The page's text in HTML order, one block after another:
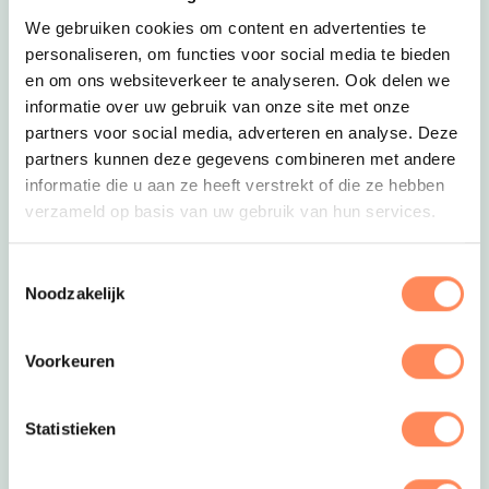
We gebruiken cookies om content en advertenties te
personaliseren, om functies voor social media te bieden
en om ons websiteverkeer te analyseren. Ook delen we
informatie over uw gebruik van onze site met onze
partners voor social media, adverteren en analyse. Deze
partners kunnen deze gegevens combineren met andere
informatie die u aan ze heeft verstrekt of die ze hebben
verzameld op basis van uw gebruik van hun services.
Noodzakelijk
Voorkeuren
Statistieken
Boer en boerin Bartjan en Bertha kunnen altijd
wel een helpend handje gebruiken bij het voeren
van de koeien, de kalfjes melk te geven, of het
voeren van de andere dieren, zoals de grappige
parelhoenders. Op de Groningse,kleinschalige
boerencamping BotterheerdDeze link opent in een
staan 5 gezellige
Tenthuisje, met elk ruimte voor 6 personen.